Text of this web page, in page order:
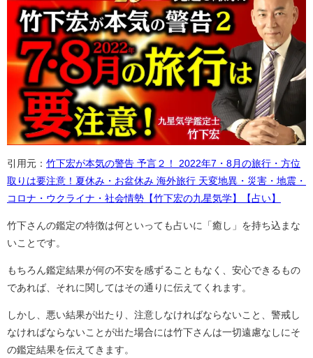
引用元： 竹下宏が本気の警告 予言２！ 2022年7・8月の旅行・方位
取りは要注意！夏休み・お盆休み 海外旅行 天変地異・災害・地震・
コロナ・ウクライナ・社会情勢【竹下宏の九星気学】【占い】
竹下さんの鑑定の特徴は何といっても占いに「癒し」を持ち込まな
いことです。
もちろん鑑定結果が何の不安を感ずることもなく、安心できるもの
であれば、それに関してはその通りに伝えてくれます。
しかし、悪い結果が出たり、注意しなければならないこと、警戒し
なければならないことが出た場合には竹下さんは一切遠慮なしにそ
の鑑定結果を伝えてきます。